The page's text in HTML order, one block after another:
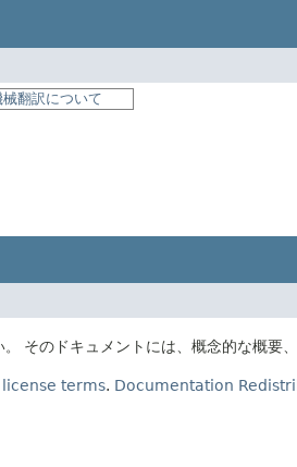
械翻訳について
そのドキュメントには、概念的な概要
license terms. Documentation